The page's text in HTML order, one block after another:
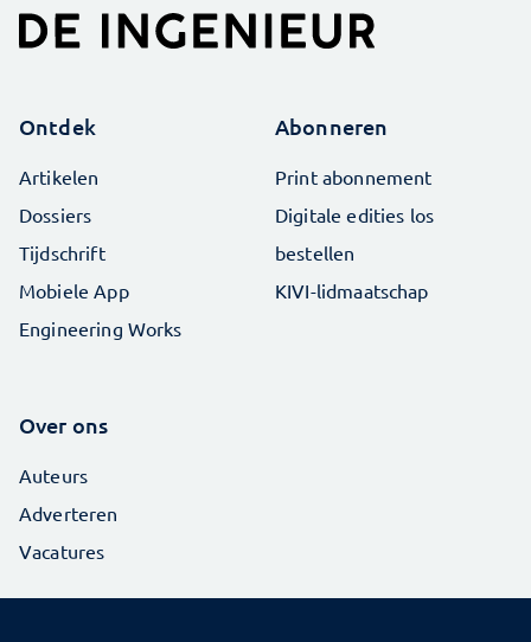
Ontdek
Artikelen
Dossiers
Tijdschrift
Mobiele App
Engineering Works
Abonneren
Print abonnement
Digitale edities los
bestellen
KIVI-lidmaatschap
Over ons
Auteurs
Adverteren
Vacatures